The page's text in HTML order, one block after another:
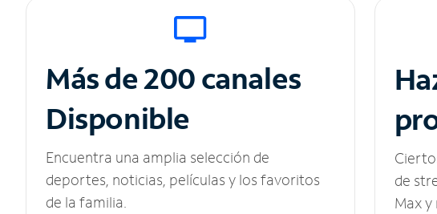
Más de 200 canales
Disponible
Encuentra una amplia selección de
deportes, noticias, películas y los favoritos
de la familia.
de
Max y